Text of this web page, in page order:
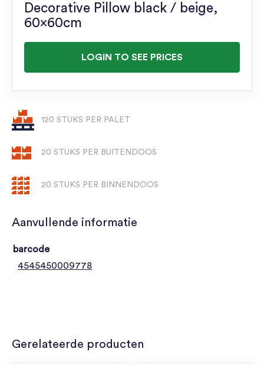
Decorative Pillow black / beige,
60x60cm
LOGIN TO SEE PRICES
120 STUKS PER PALET
20 STUKS PER BUITENDOOS
20 STUKS PER BINNENDOOS
Aanvullende informatie
barcode
4545450009778
Gerelateerde producten